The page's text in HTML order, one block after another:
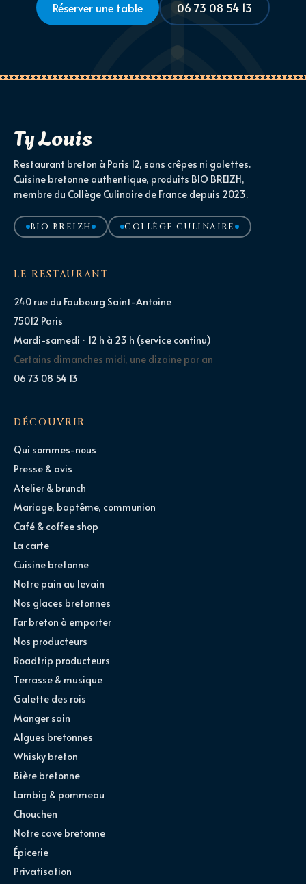
Réserver une table 06 73 08 54 13
Ty Louis
Restaurant breton à Paris 12, sans crêpes ni galettes.
Cuisine bretonne authentique, produits BIO BREIZH,
membre du Collège Culinaire de France depuis 2023.
BIO BREIZH COLLÈGE CULINAIRE
LE RESTAURANT
240 rue du Faubourg Saint-Antoine
75012 Paris
Mardi-samedi · 12 h à 23 h (service continu)
Certains dimanches midi, une dizaine par an
06 73 08 54 13
DÉCOUVRIR
Qui sommes-nous
Presse & avis
Atelier & brunch
Mariage, baptême, communion
Café & coffee shop
La carte
Cuisine bretonne
Notre pain au levain
Nos glaces bretonnes
Far breton à emporter
Nos producteurs
Roadtrip producteurs
Terrasse & musique
Galette des rois
Manger sain
Algues bretonnes
Whisky breton
Bière bretonne
Lambig & pommeau
Chouchen
Notre cave bretonne
Épicerie
Privatisation